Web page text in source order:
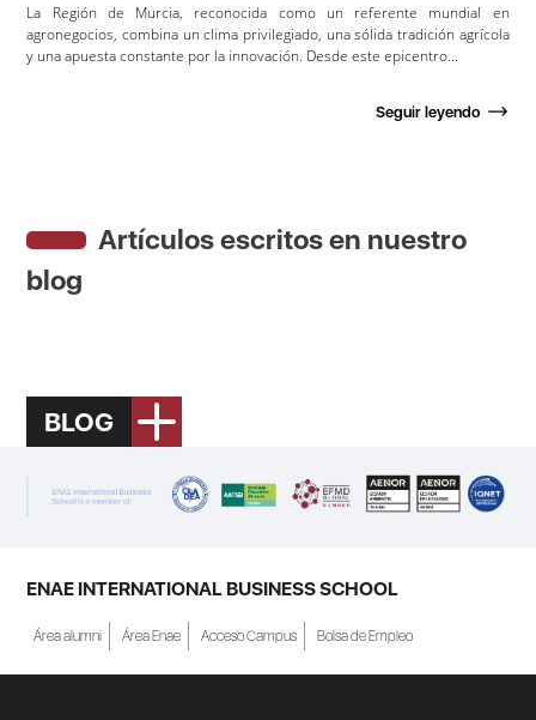
La Región de Murcia, reconocida como un referente mundial en
agronegocios, combina un clima privilegiado, una sólida tradición agrícola
y una apuesta constante por la innovación. Desde este epicentro...
Seguir leyendo
Artículos escritos en nuestro
blog
BLOG
ENAE INTERNATIONAL BUSINESS SCHOOL
Área alumni Área Enae Acceso Campus Bolsa de Empleo